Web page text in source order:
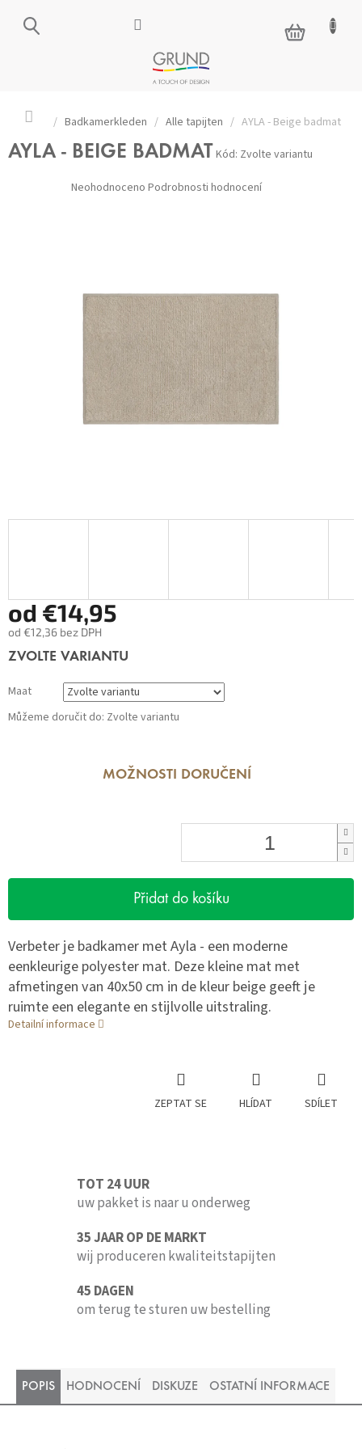
NÁKUPNÍ
KOŠÍK
Domů
/ Badkamerkleden / Alle tapijten / AYLA - Beige badmat
AYLA - BEIGE BADMAT Kód: Zvolte variantu
Průměrné
hodnocení
Neohodnoceno Podrobnosti hodnocení
od €14,95
od €12,36 bez DPH
Měrná
ZVOLTE VARIANTU
Maat
Můžeme doručit do: Zvolte variantu
MOŽNOSTI DORUČENÍ
Přidat do košíku
Verbeter je badkamer met Ayla - een moderne
eenkleurige polyester mat. Deze kleine mat met
afmetingen van 40x50 cm in de kleur beige geeft je
ruimte een elegante en stijlvolle uitstraling.
Detailní informace
ZEPTAT SE HLÍDAT SDÍLET
TOT 24 UUR
uw pakket is naar u onderweg
35 JAAR OP DE MARKT
wij produceren kwaliteitstapijten
45 DAGEN
om terug te sturen uw bestelling
POPIS HODNOCENÍ DISKUZE OSTATNÍ INFORMACE